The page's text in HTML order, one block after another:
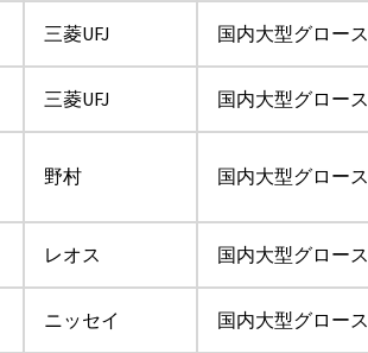
三菱UFJ 国内大型グロース
三菱UFJ 国内大型グロース
野村 国内大型グロース
レオス 国内大型グロース
ニッセイ 国内大型グロース